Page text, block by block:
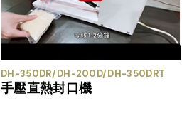
DH-350DR/DH-200D/DH-350DRT
手壓直熱封口機